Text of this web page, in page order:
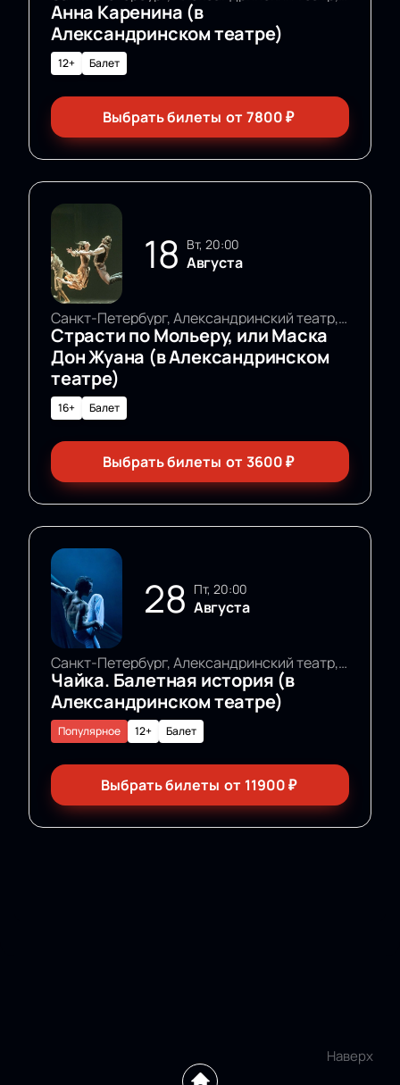
Анна Каренина (в
Александринском театре)
12+ Балет
Выбрать билеты от7800₽
18 вт, 20:00
Августа
Санкт-Петербург, Александринский театр, Основная сцена
Страсти по Мольеру, или Маска
Дон Жуана (в Александринском
театре)
16+ Балет
Выбрать билеты от3600₽
28 пт, 20:00
Августа
Санкт-Петербург, Александринский театр, Основная сцена
Чайка. Балетная история (в
Александринском театре)
12+ Балет
Популярное
Выбрать билеты от 11900₽
Наверх